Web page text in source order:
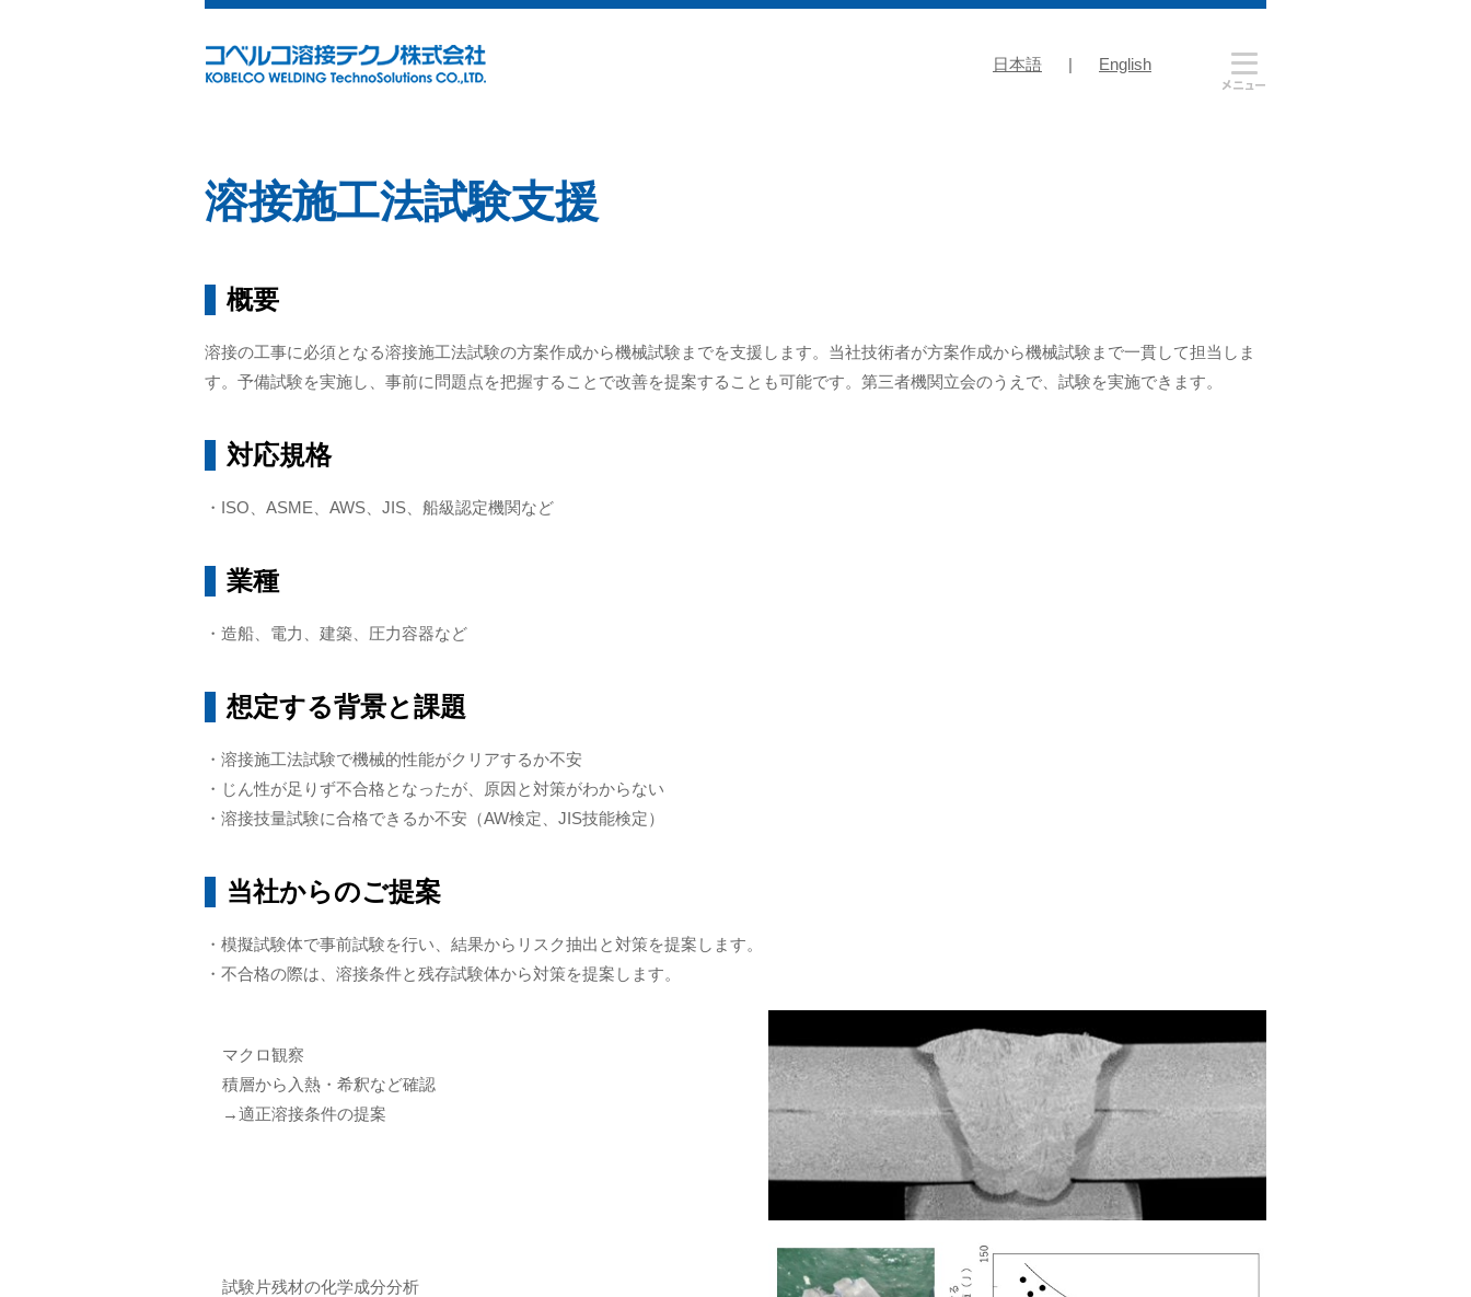
日本語 | English
溶接施工法試験支援
概要
溶接の工事に必須となる溶接施工法試験の方案作成から機械試験までを支援します。当社技術者が方案作成から機械試験まで一貫して担当しま
す。予備試験を実施し、事前に問題点を把握することで改善を提案することも可能です。第三者機関立会のうえで、試験を実施できます。
対応規格
・ISO、ASME、AWS、JIS、船級認定機関など
業種
・造船、電力、建築、圧力容器など
想定する背景と課題
・溶接施工法試験で機械的性能がクリアするか不安
・じん性が足りず不合格となったが、原因と対策がわからない
・溶接技量試験に合格できるか不安（AW検定、JIS技能検定）
当社からのご提案
・模擬試験体で事前試験を行い、結果からリスク抽出と対策を提案します。
・不合格の際は、溶接条件と残存試験体から対策を提案します。
マクロ観察
積層から入熱・希釈など確認
→適正溶接条件の提案
試験片残材の化学成分分析